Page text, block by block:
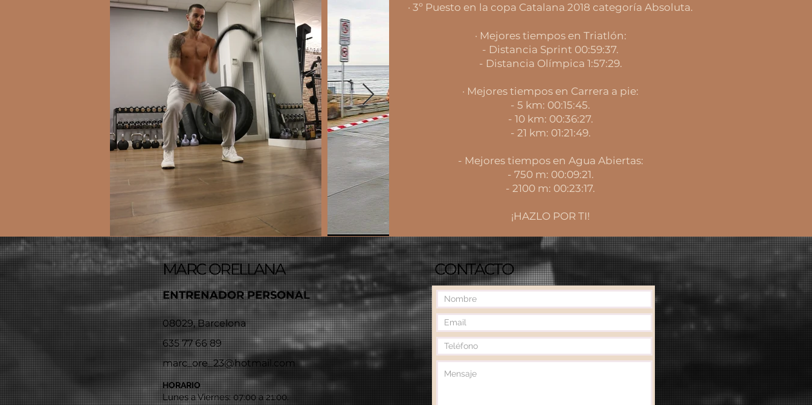
· 3º Puesto en la copa Catalana 2018 categoría Absoluta.
· Mejores tiempos en Triatlón:
- Distancia Sprint 00:59:37.
- Distancia Olímpica 1:57:29.
· Mejores tiempos en Carrera a pie:
- 5 km: 00:15:45.
- 10 km: 00:36:27.
- 21 km: 01:21:49.
- Mejores tiempos en Agua Abiertas:
- 750 m: 00:09:21.
- 2100 m: 00:23:17.
¡HAZLO POR TI!
ENTRENADOR PERSONAL
MARC ORELLANA
08029, Barcelona
635 77 66 89
marc_ore_23@hotmail.com
HORARIO
Lunes a Viernes: 07:00 a 21:00.
CONTACTO